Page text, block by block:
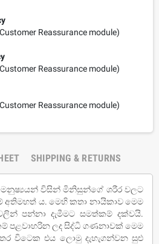
Reassurance module)
Reassurance module)
Reassurance module)
SHIPPING & RETURNS
විසින් මිනිසුන්ගේ ශරීර වලට
අතිමහත් ය. මෙහි කතා නායිකාව මෙම
පන්නා දැමීමට සමත්කම් දක්වයි.
පළවාහරින ලද සිද්ධි ගණනාවක් මෙම
විටෙක එය ලොමු දැහැගන්වන සුළු